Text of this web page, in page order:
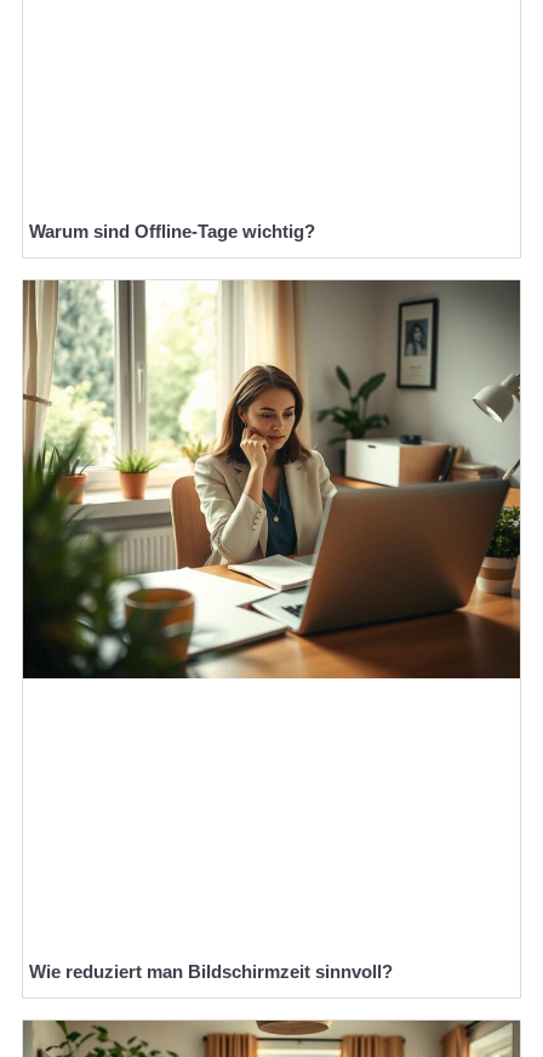
Warum sind Offline-Tage wichtig?
Wie reduziert man Bildschirmzeit sinnvoll?